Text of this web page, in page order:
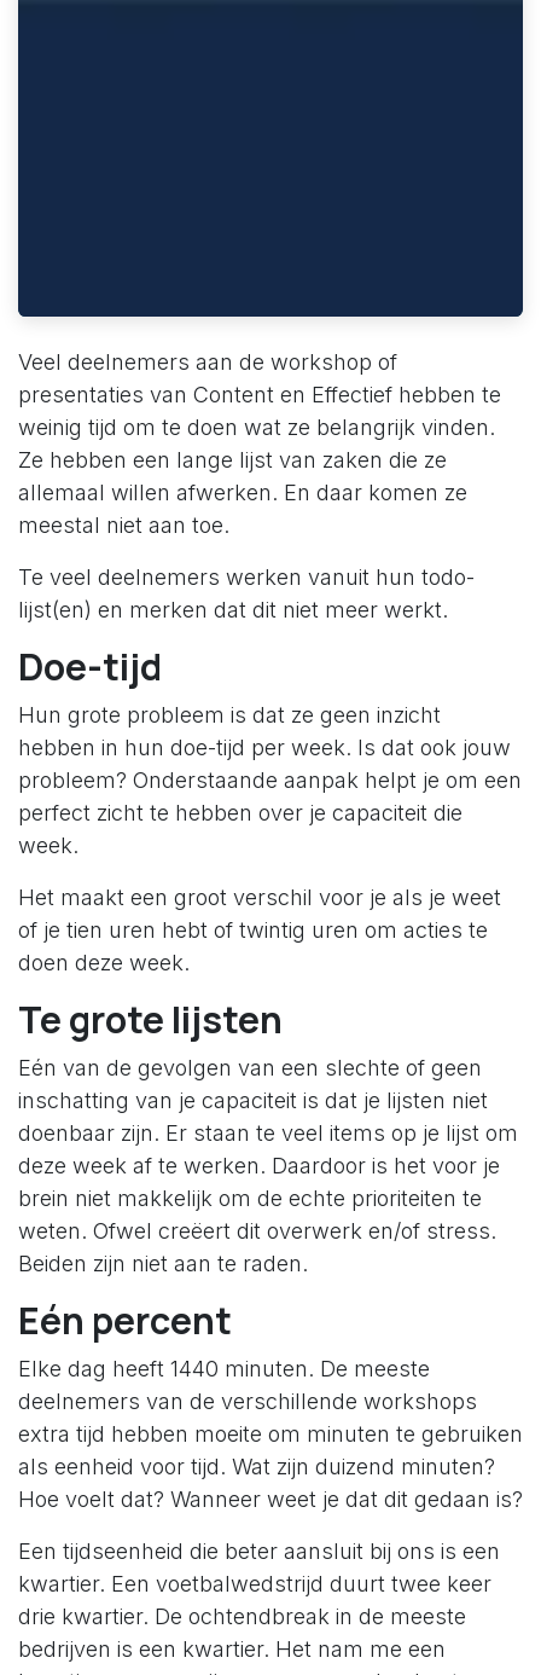
Veel deelnemers aan de workshop of
presentaties van Content en Effectief hebben te
weinig tijd om te doen wat ze belangrijk vinden.
Ze hebben een lange lijst van zaken die ze
allemaal willen afwerken. En daar komen ze
meestal niet aan toe.
Te veel deelnemers werken vanuit hun todo-
lijst(en) en merken dat dit niet meer werkt.
Doe-tijd
Hun grote probleem is dat ze geen inzicht
hebben in hun doe-tijd per week. Is dat ook jouw
probleem? Onderstaande aanpak helpt je om een
perfect zicht te hebben over je capaciteit die
week.
Het maakt een groot verschil voor je als je weet
of je tien uren hebt of twintig uren om acties te
doen deze week.
Te grote lijsten
Eén van de gevolgen van een slechte of geen
inschatting van je capaciteit is dat je lijsten niet
doenbaar zijn. Er staan te veel items op je lijst om
deze week af te werken. Daardoor is het voor je
brein niet makkelijk om de echte prioriteiten te
weten. Ofwel creëert dit overwerk en/of stress.
Beiden zijn niet aan te raden.
Eén percent
Elke dag heeft 1440 minuten. De meeste
deelnemers van de verschillende workshops
extra tijd hebben moeite om minuten te gebruiken
als eenheid voor tijd. Wat zijn duizend minuten?
Hoe voelt dat? Wanneer weet je dat dit gedaan is?
Een tijdseenheid die beter aansluit bij ons is een
kwartier. Een voetbalwedstrijd duurt twee keer
drie kwartier. De ochtendbreak in de meeste
bedrijven is een kwartier. Het nam me een